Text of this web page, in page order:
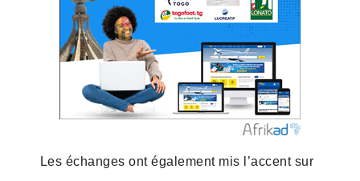
Les échanges ont également mis l’accent sur